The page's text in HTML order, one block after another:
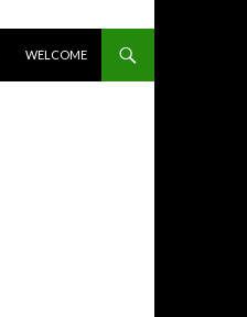
WELCOME